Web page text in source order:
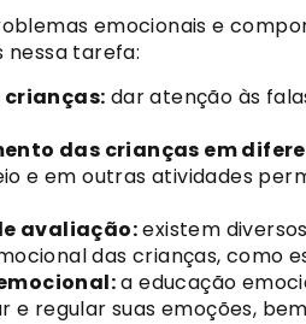
emocionais e
nessa tarefa:
dar atenção às
das crianças em
e em outras atividades
avaliação:existem
das crianças, como
a educação
e regular suas emoções,